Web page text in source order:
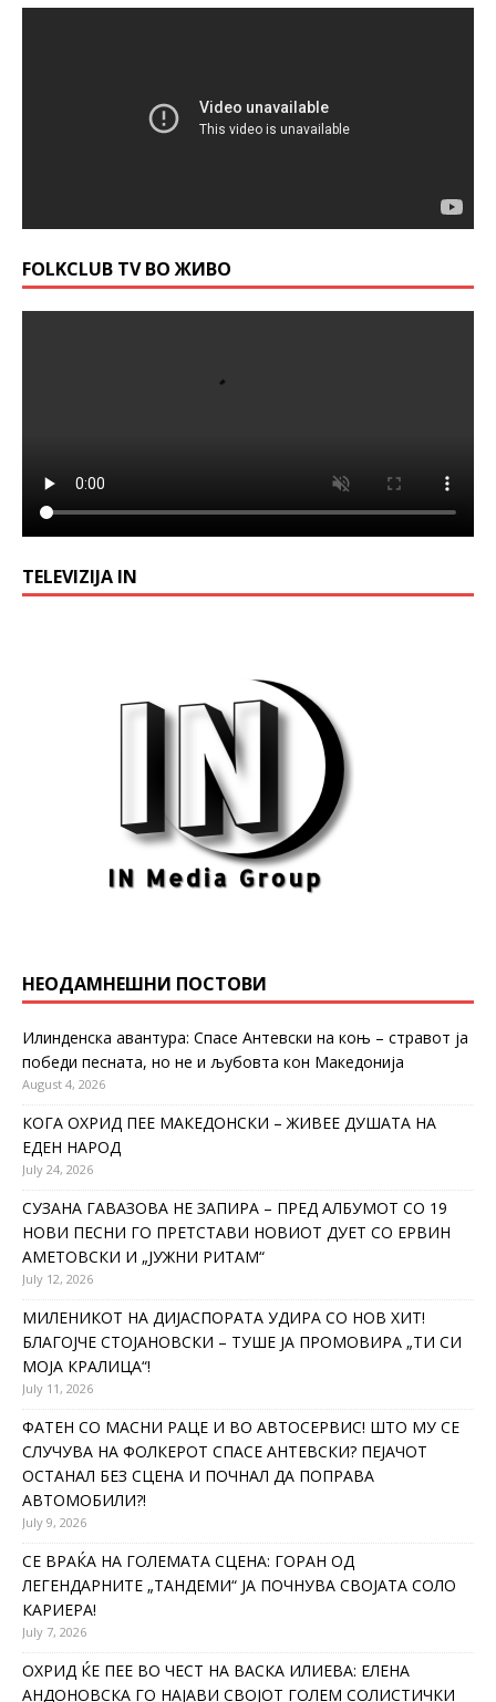
FOLKCLUB TV ВО ЖИВО
TELEVIZIJA IN
НЕОДАМНЕШНИ ПОСТОВИ
Илинденска авантура: Спасе Антевски на коњ – стравот ја
победи песната, но не и љубовта кон Македонија
August 4, 2026
КОГА ОХРИД ПЕЕ МАКЕДОНСКИ – ЖИВЕЕ ДУШАТА НА
ЕДЕН НАРОД
July 24, 2026
СУЗАНА ГАВАЗОВА НЕ ЗАПИРА – ПРЕД АЛБУМОТ СО 19
НОВИ ПЕСНИ ГО ПРЕТСТАВИ НОВИОТ ДУЕТ СО ЕРВИН
АМЕТОВСКИ И „ЈУЖНИ РИТАМ“
July 12, 2026
МИЛЕНИКОТ НА ДИЈАСПОРАТА УДИРА СО НОВ ХИТ!
БЛАГОЈЧЕ СТОЈАНОВСКИ – ТУШЕ ЈА ПРОМОВИРА „ТИ СИ
МОЈА КРАЛИЦА“!
July 11, 2026
ФАТЕН СО МАСНИ РАЦЕ И ВО АВТОСЕРВИС! ШТО МУ СЕ
СЛУЧУВА НА ФОЛКЕРОТ СПАСЕ АНТЕВСКИ? ПЕЈАЧОТ
ОСТАНАЛ БЕЗ СЦЕНА И ПОЧНАЛ ДА ПОПРАВА
АВТОМОБИЛИ?!
July 9, 2026
СЕ ВРАЌА НА ГОЛЕМАТА СЦЕНА: ГОРАН ОД
ЛЕГЕНДАРНИТЕ „ТАНДЕМИ“ ЈА ПОЧНУВА СВОЈАТА СОЛО
КАРИЕРА!
July 7, 2026
ОХРИД ЌЕ ПЕЕ ВО ЧЕСТ НА ВАСКА ИЛИЕВА: ЕЛЕНА
АНДОНОВСКА ГО НАЈАВИ СВОЈОТ ГОЛЕМ СОЛИСТИЧКИ